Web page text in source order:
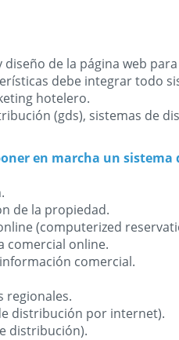
de la página web
debe integrar todo
hotelero.
(gds), sistemas de
en marcha un sistema
de la propiedad.
(computerized
comercial online.
comercial.
regionales.
distribución por internet).
distribución).